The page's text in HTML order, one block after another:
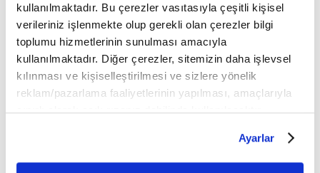
kullanılmaktadır. Bu çerezler vasıtasıyla çeşitli kişisel
verileriniz işlenmekte olup gerekli olan çerezler bilgi
toplumu hizmetlerinin sunulması amacıyla
kullanılmaktadır. Diğer çerezler, sitemizin daha işlevsel
kılınması ve kişiselleştirilmesi ve sizlere yönelik
reklam/pazarlama faaliyetlerinin yapılması, amaçlarıyla
sınırlı olarak açık rızanız dahilinde kullanılacaktır.
belirleyebilirsiniz. Çerezlere ilişkin detaylı bilgi için
Ayarlar butonuna tıklayabilir,Çerez Bilgilendirme
Ayarlar
Fikriyat'ı aşağıdaki sosyal medya adreslerinden
takip edebilirsiniz;
👉TWITTER
👉INSTAGRAM